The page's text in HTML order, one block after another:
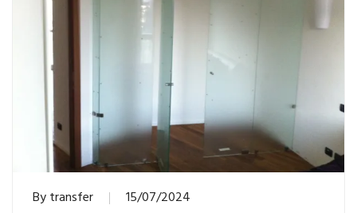
Bytransfer 15/07/2024